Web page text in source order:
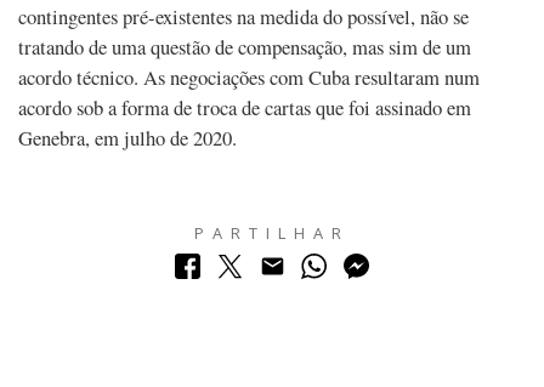
contingentes pré-existentes na medida do possível, não se
tratando de uma questão de compensação, mas sim de um
acordo técnico. As negociações com Cuba resultaram num
acordo sob a forma de troca de cartas que foi assinado em
Genebra, em julho de 2020.
PARTILHAR